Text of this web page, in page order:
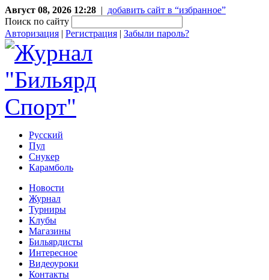
Август 08, 2026 12:28 | добавить сайт в “избранное”
Поиск по сайту
Авторизация | Регистрация | Забыли пароль?
Русский
Пул
Снукер
Карамболь
Новости
Журнал
Турниры
Клубы
Магазины
Бильярдисты
Интересное
Видеоуроки
Контакты